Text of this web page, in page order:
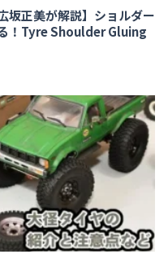
正美が解説】ショルダー
！Tyre Shoulder Gluing